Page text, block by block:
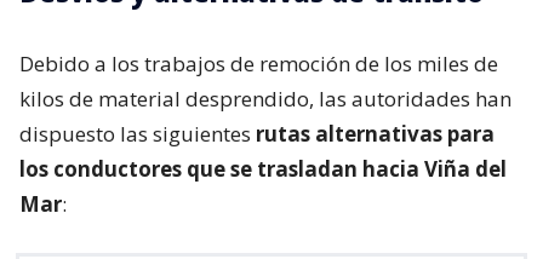
Debido a los trabajos de remoción de los miles de
kilos de material desprendido, las autoridades han
dispuesto las siguientes rutas alternativas para
los conductores que se trasladan hacia Viña del
Mar: